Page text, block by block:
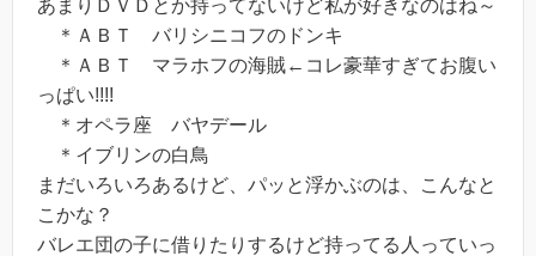
あまりＤＶＤとか持ってないけど私が好きなのはね～
＊ＡＢＴ バリシニコフのドンキ
＊ＡＢＴ マラホフの海賊←コレ豪華すぎてお腹い
っぱい!!!!
＊オペラ座 バヤデール
＊イブリンの白鳥
まだいろいろあるけど、パッと浮かぶのは、こんなと
こかな？
バレエ団の子に借りたりするけど持ってる人っていっ